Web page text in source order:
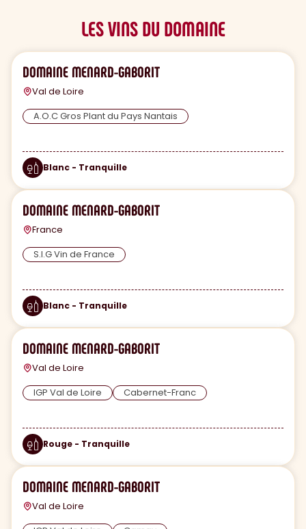
LES VINS DU DOMAINE
DOMAINE MENARD-GABORIT
Val de Loire
A.O.C Gros Plant du Pays Nantais
Blanc - Tranquille
DOMAINE MENARD-GABORIT
France
S.I.G Vin de France
Blanc - Tranquille
DOMAINE MENARD-GABORIT
Val de Loire
IGP Val de Loire
Cabernet-Franc
Rouge - Tranquille
DOMAINE MENARD-GABORIT
Val de Loire